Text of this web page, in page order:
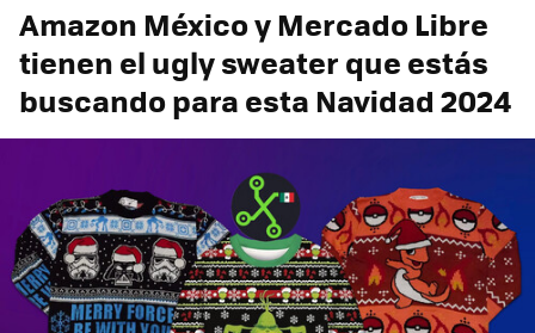
Amazon México y Mercado Libre
tienen el ugly sweater que estás
buscando para esta Navidad 2024